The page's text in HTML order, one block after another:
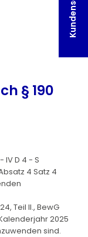
§ 190
IV D 4 - S
4 Satz 4
Teil II., BewG
2025
sind.